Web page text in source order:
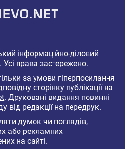
інформаційно-діловий
. Усі права застережено.
за умови гіперпосилання
сторінку публікації на
. Друковані видання повинні
від редакції на передрук.
думок чи поглядів,
або рекламних
на сайті.